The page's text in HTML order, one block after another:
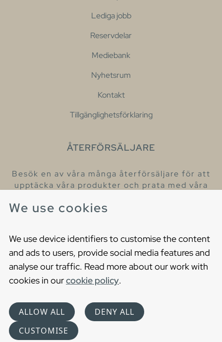
We use cookies
We use device identifiers to customise the content
and ads to users, provide social media features and
analyse our traffic. Read more about our work with
cookies in ourcookie policy.
ALLOW ALL
DENY ALL
CUSTOMISE
Lediga jobb
Reservdelar
Mediebank
Nyhetsrum
Kontakt
Tillgänglighetsförklaring
ÅTERFÖRSÄLJARE
Besök en av våra många återförsäljare för att
upptäcka våra produkter och prata med våra
Cookies
Privacy statement
Choose language